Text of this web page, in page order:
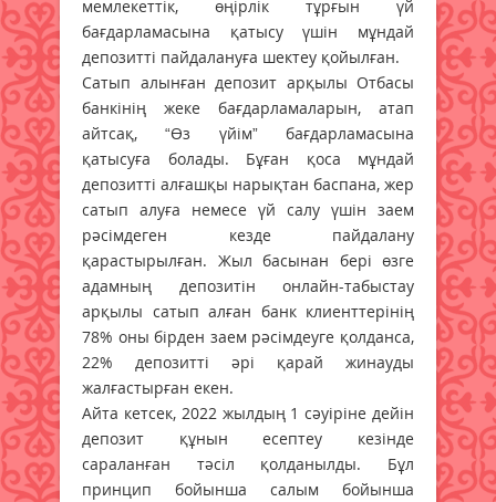
мемлекеттік, өңірлік тұрғын үй
бағдарламасына қатысу үшін мұндай
депозитті пайдалануға шектеу қойылған.
Сатып алынған депозит арқылы Отбасы
банкінің жеке бағдарламаларын, атап
айтсақ, “Өз үйім” бағдарламасына
қатысуға болады. Бұған қоса мұндай
депозитті алғашқы нарықтан баспана, жер
сатып алуға немесе үй салу үшін заем
рәсімдеген кезде пайдалану
қарастырылған. Жыл басынан бері өзге
адамның депозитін онлайн-табыстау
арқылы сатып алған банк клиенттерінің
78% оны бірден заем рәсімдеуге қолданса,
22% депозитті әрі қарай жинауды
жалғастырған екен.
Айта кетсек, 2022 жылдың 1 сәуіріне дейін
депозит құнын есептеу кезінде
сараланған тәсіл қолданылды. Бұл
принцип бойынша салым бойынша